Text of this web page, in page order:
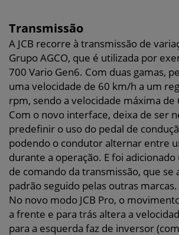
Transmissão
A JCB recorre à transmissão de
Grupo AGCO, que é utilizada por
700 Vario Gen6. Com duas gamas,
uma velocidade de 60 km/h a um
rpm, sendo a velocidade máxima de
Com o novo interface, deixa de ser
predefinir o uso do pedal de
podendo o condutor alternar entre
durante a operação. E foi
de comando da transmissão, que se
padrão seguido pelas outras marcas.
No novo modo JCB Pro, o
a frente e para trás altera a
para a esquerda faz de inversor